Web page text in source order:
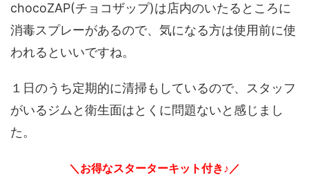
chocoZAP(チョコザップ)は店内のいたるところに
消毒スプレーがあるので、気になる方は使用前に使
われるといいですね。
１日のうち定期的に清掃もしているので、スタッフ
がいるジムと衛生面はとくに問題ないと感じまし
た。
＼お得なスターターキット付き♪／